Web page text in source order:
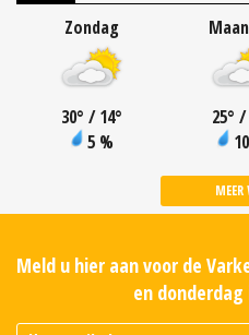
Zondag
30° / 14°
5 %
25° /
MEER
Meld u hier aan voor de
en